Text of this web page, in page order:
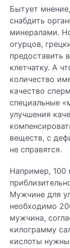
Бытует
снабдить
минералами.
огурцов,
предоставить
клетчатку. А
количество
качество
специальные
улучшения
веществ, с
не справятся.
Например, 100
Мужчине для
необходимо
мужчина,
килограмму
кислоты